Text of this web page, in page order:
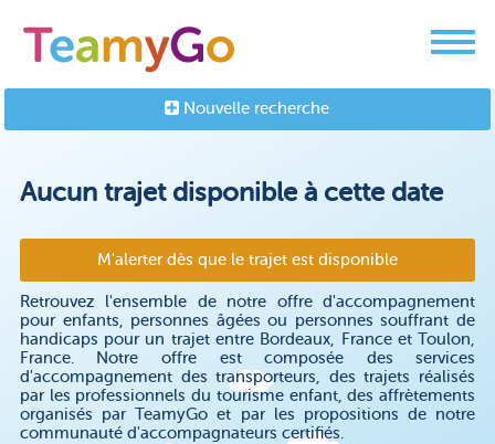
Nouvelle recherche
Aucun trajet disponible à cette date
M'alerter dès que le trajet est disponible
Retrouvez l'ensemble de notre offre d'accompagnement
pour enfants, personnes âgées ou personnes souffrant de
handicaps pour un trajet entre Bordeaux, France et Toulon,
France. Notre offre est composée des services
d'accompagnement des transporteurs, des trajets réalisés
par les professionnels du tourisme enfant, des affrètements
organisés par TeamyGo et par les propositions de notre
communauté d'accompagnateurs certifiés.